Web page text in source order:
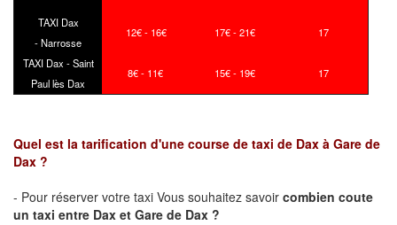
TAXI Dax
- Narrosse
12€ - 16€ 17€ - 21€ 17
TAXI Dax - Saint
Paul lès Dax
8€ - 11€ 15€ - 19€ 17
Quel est la tarification d'une course de taxi de Dax à Gare de
Dax ?
- Pour réserver votre taxi Vous souhaitez savoir combien coute
un taxi entre Dax et Gare de Dax ?